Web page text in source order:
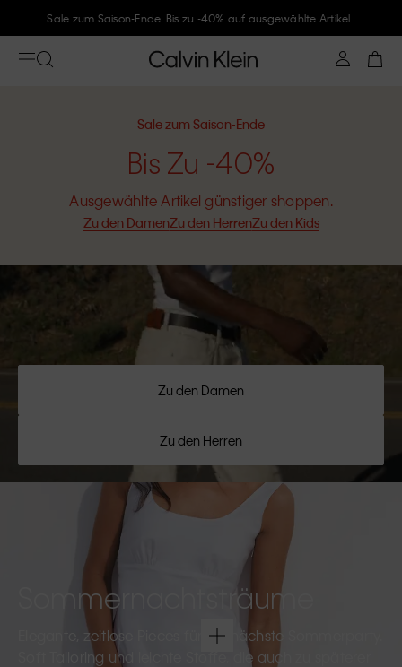
Folge Calvin Klein und gönne Dir -10%
Sale zum Saison-Ende
Bis Zu -40%
Ausgewählte Artikel günstiger shoppen.
Zu den DamenZu den HerrenZu den Kids
Zu den Damen
Zu den Herren
Sommernachtsträume
Elegante, zeitlose Pieces für die nächste Sommerparty.
Soft Tailoring und leichte Stoffe, die auch zu späterer